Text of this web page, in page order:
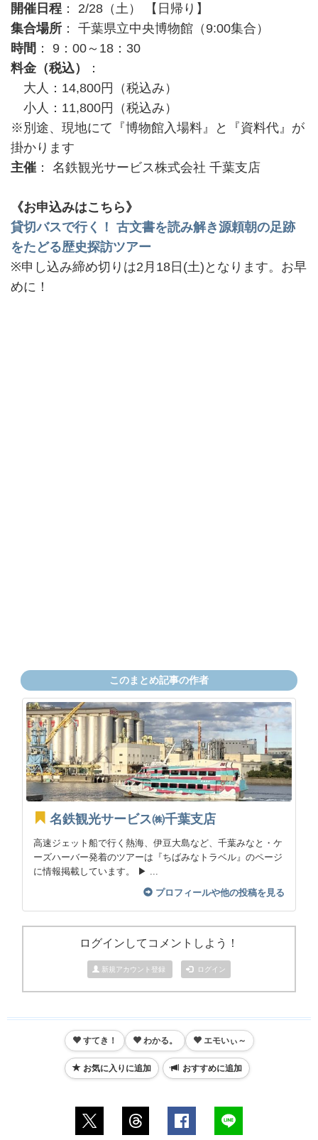
開催日程 ： 2/28（土） 【日帰り】
集合場所 ： 千葉県立中央博物館（9:00集合）
時間 ： 9：00～18：30
料金（税込）
：
大人：14,800円（税込み）
小人：11,800円（税込み）
※別途、現地にて『博物館入場料』と『資料代』が
掛かります
主催 ： 名鉄観光サービス株式会社 千葉支店
《お申込みはこちら》
貸切バスで行く！ 古文書を読み解き源頼朝の足跡
をたどる歴史探訪ツアー
※申し込み締め切りは2月18日(土)となります。お早
めに！
このまとめ記事の作者
名鉄観光サービス㈱千葉支店
高速ジェット船で行く熱海、伊豆大島など、千葉みなと・ケ
ーズハーバー発着のツアーは『ちばみなトラベル』のページ
に情報掲載しています。 ▶ ...
プロフィールや他の投稿を見る
ログインしてコメントしよう！
新規アカウント登録 ログイン
すてき！ わかる。 エモいぃ～
お気に入りに追加 おすすめに追加